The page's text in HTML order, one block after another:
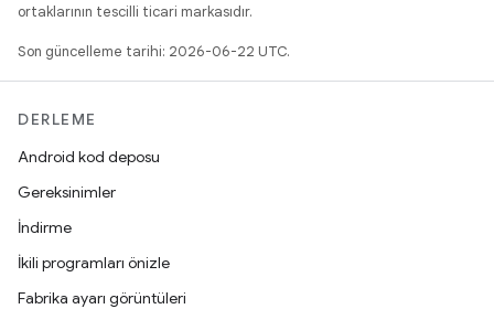
ortaklarının tescilli ticari markasıdır.
Son güncelleme tarihi: 2026-06-22 UTC.
DERLEME
Android kod deposu
Gereksinimler
İndirme
İkili programları önizle
Fabrika ayarı görüntüleri